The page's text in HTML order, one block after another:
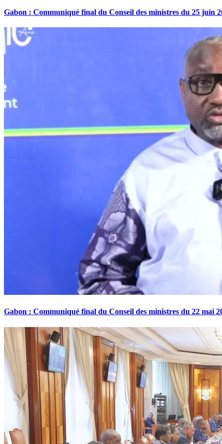
Gabon : Communiqué final du Conseil des ministres du 25 juin
Gabon : Communiqué final du Conseil des ministres du 22 mai